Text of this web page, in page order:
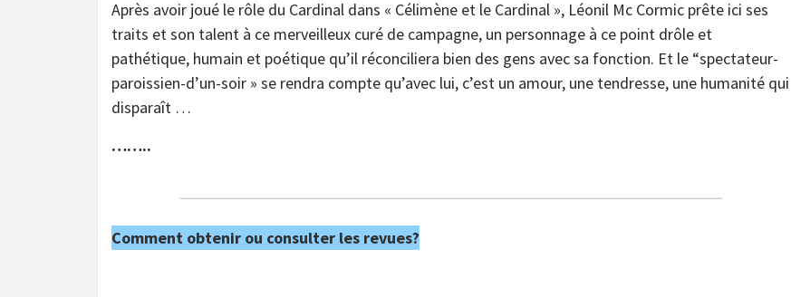
Après avoir joué le rôle du Cardinal dans « Célimène et le Cardinal », Léonil Mc Cormic prête ici ses
traits et son talent à ce merveilleux curé de campagne, un personnage à ce point drôle et
pathétique, humain et poétique qu’il réconciliera bien des gens avec sa fonction. Et le “spectateur-
paroissien-d’un-soir » se rendra compte qu’avec lui, c’est un amour, une tendresse, une humanité qui
disparaît …
……..
Comment obtenir ou consulter les revues?